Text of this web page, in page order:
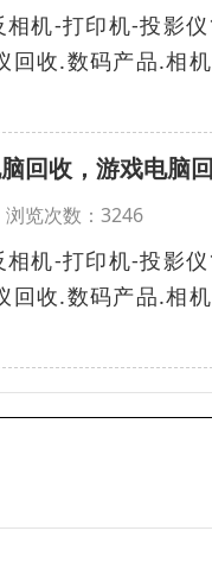
机-打印机-投影
回收.数码产品.相
回收，游戏电脑
览次数：3246
机-打印机-投影
回收.数码产品.相